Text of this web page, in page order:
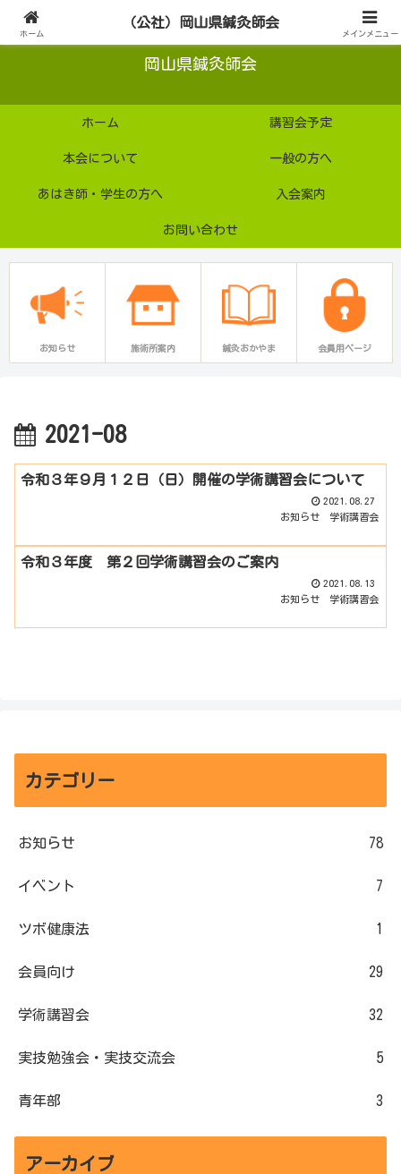
公益社団法人
岡山県鍼灸師会
ホーム 講習会予定
本会について 一般の方へ
あはき師・学生の方へ 入会案内
お問い合わせ
お知らせ 施術所案内 鍼灸おかやま 会員用ページ
2021-08
令和３年９月１２日（日）開催の学術講習会について
2021.08.27
お知らせ
学術講習会
令和３年度 第２回学術講習会のご案内
2021.08.13
お知らせ
学術講習会
カテゴリー
お知らせ 78
イベント 7
ツボ健康法 1
会員向け 29
学術講習会 32
実技勉強会・実技交流会 5
青年部 3
アーカイブ
ホーム
（公社）岡山県鍼灸師会
メインメニュー